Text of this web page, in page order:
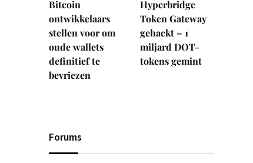
Bitcoin
ontwikkelaars
stellen voor om
oude wallets
definitief te
bevriezen
Hyperbridge
Token Gateway
gehackt – 1
miljard DOT-
tokens gemint
Forums